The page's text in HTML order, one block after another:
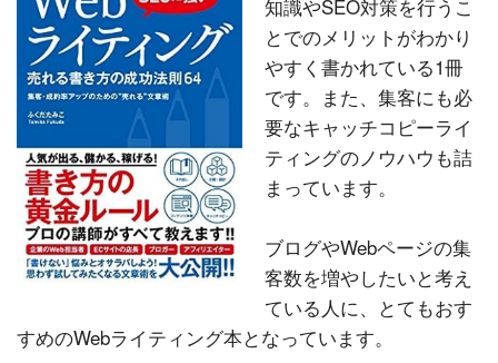
知識やSEO対策を行うこ
とでのメリットがわかり
やすく書かれている1冊
です。また、集客にも必
要なキャッチコピーライ
ティングのノウハウも詰
まっています。
ブログやWebページの集
客数を増やしたいと考え
ている人に、とてもおす
すめのWebライティング本となっています。